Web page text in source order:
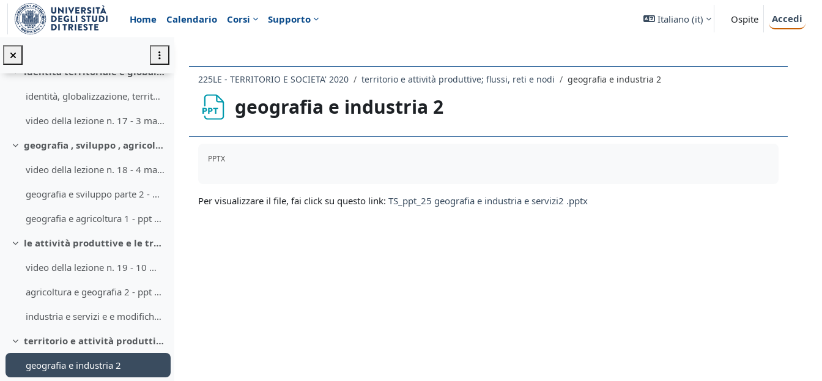
Vai al contenuto principale
Home
Calendario Corsi Supporto Italiano ‎(it)‎ Ospite Accedi
Minimizza
geografia e sviluppo ppt 19
video della lezione n. 16 - 27 aprile 021
Minimizza
identità territoriale e globalizzazione
identità, globalizzazione, territorio. il caso del vino in fvg - ppt 21
video della lezione n. 17 - 3 maggio 021
Minimizza
geografia , sviluppo , agricoltura
video della lezione n. 18 - 4 maggio 021
geografia e sviluppo parte 2 - ppt 20
geografia e agricoltura 1 - ppt 22
Minimizza
le attività produttive e le trasformazioni del territorio
video della lezione n. 19 - 10 maggio 021
agricoltura e geografia 2 - ppt 23
industria e servizi e e modifiche del paesaggio 1
Minimizza
territorio e attività produttive; flussi, reti e nodi
geografia e industria 2
225LE - TERRITORIO E SOCIETA' 2020 territorio e attività produttive; flussi, reti e nodi geografia e industria 2
geografia e industria 2
PPTX
Per visualizzare il file, fai click su questo link: TS_ppt_25 geografia e industria e servizi2 .pptx